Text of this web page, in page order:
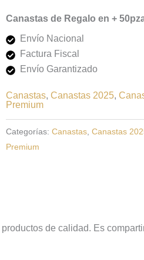
Canastas de Regalo en +
Envío Nacional
Factura Fiscal
Envío Garantizado
Canastas, Canastas 2025,
Premium
Categorías: Canastas, Canastas
Premium
de calidad. Es